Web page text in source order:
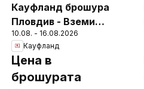
Кауфланд брошура
Пловдив - Вземи
повече, спести
повече
10.08. - 16.08.2026
Кауфланд
Цена в
брошурата